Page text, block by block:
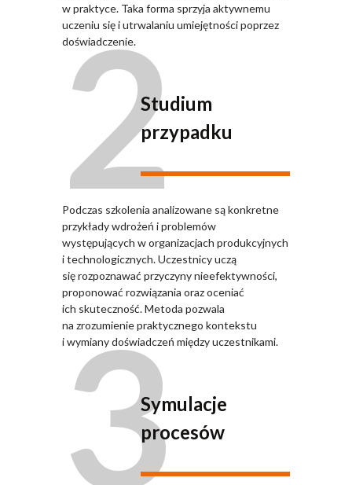
w praktyce. Taka forma sprzyja aktywnemu
uczeniu się i utrwalaniu umiejętności poprzez
doświadczenie.
2Studium
przypadku
Podczas szkolenia analizowane są konkretne
przykłady wdrożeń i problemów
występujących w organizacjach produkcyjnych
i technologicznych. Uczestnicy uczą
się rozpoznawać przyczyny nieefektywności,
proponować rozwiązania oraz oceniać
ich skuteczność. Metoda pozwala
na zrozumienie praktycznego kontekstu
i wymiany doświadczeń między uczestnikami.
3Symulacje
procesów